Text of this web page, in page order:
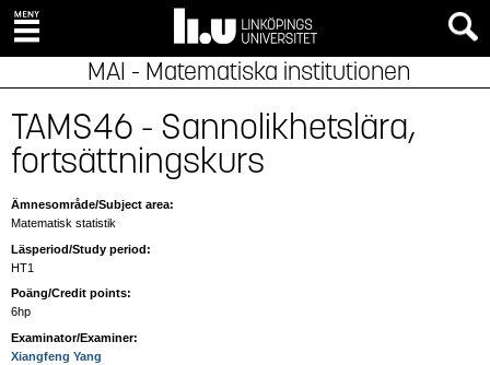
MAI - Matematiska institutionen
TAMS46 - Sannolikhetslära,
fortsättningskurs
Ämnesområde/Subject area:
Matematisk statistik
Läsperiod/Study period:
HT1
Poäng/Credit points:
6hp
Examinator/Examiner:
Xiangfeng Yang